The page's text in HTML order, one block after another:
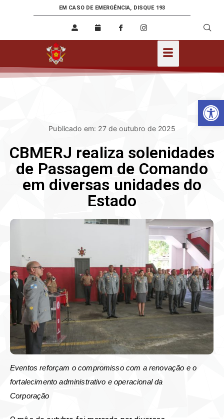
EM CASO DE EMERGÊNCIA, DISQUE 193
Publicado em: 27 de outubro de 2025
CBMERJ realiza solenidades
de Passagem de Comando
em diversas unidades do
Estado
Eventos reforçam o compromisso com a renovação e o
fortalecimento administrativo e operacional da
Corporação